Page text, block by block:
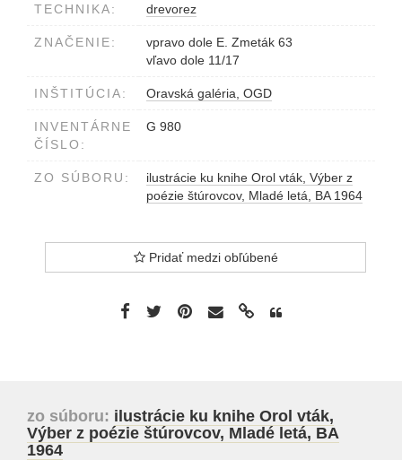
TECHNIKA: drevorez
ZNAČENIE:
vpravo dole E. Zmeták 63
vľavo dole 11/17
INŠTITÚCIA: Oravská galéria, OGD
INVENTÁRNE
ČÍSLO:
G 980
ZO SÚBORU:
ilustrácie ku knihe Orol vták, Výber z
poézie štúrovcov, Mladé letá, BA 1964
Pridať medzi obľúbené
zo súboru: ilustrácie ku knihe Orol vták,
Výber z poézie štúrovcov, Mladé letá, BA
1964